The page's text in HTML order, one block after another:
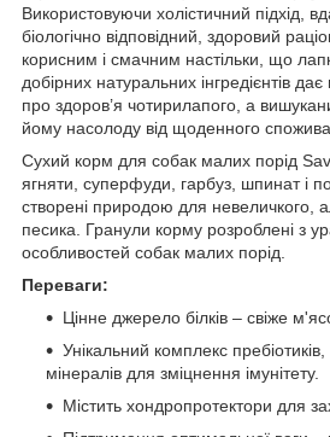
Використовуючи холістичний підхід,
біологічно відповідний, здоровий
корисним і смачним настільки, що
добірних натуральних інгредієнтів
про здоров’я чотирилапого, а
йому насолоду від щоденного
Сухий корм для собак малих порід
ягняти, суперфуди, гарбуз, шпинат і
створені природою для невеличкого,
песика. Гранули корму розроблені з
особливостей собак малих порід.
Переваги:
Цінне джерело білків – свіже
Унікальний комплекс пребіотиків,
мінералів для зміцнення імунітету.
Містить хондропротектори для